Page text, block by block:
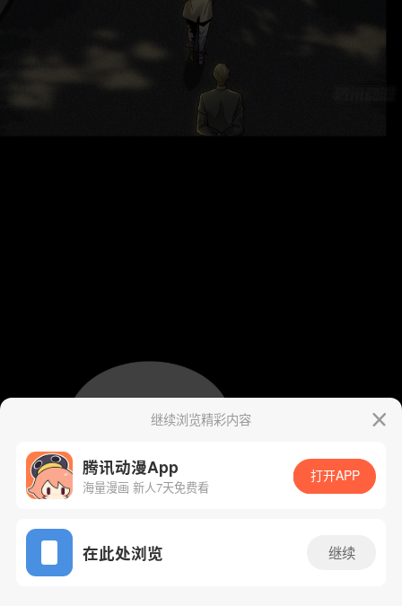
App免费看
继续浏览精彩内容
腾讯动漫App
海量漫画 新人7天免费看
打开APP
在此处浏览 继续